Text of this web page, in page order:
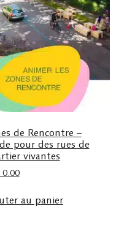
de Rencontre –
pour des rues de
vivantes
0.00
au panier